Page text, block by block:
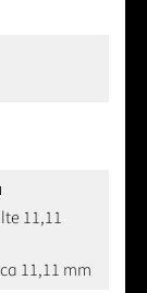
11,11
11,11 mm